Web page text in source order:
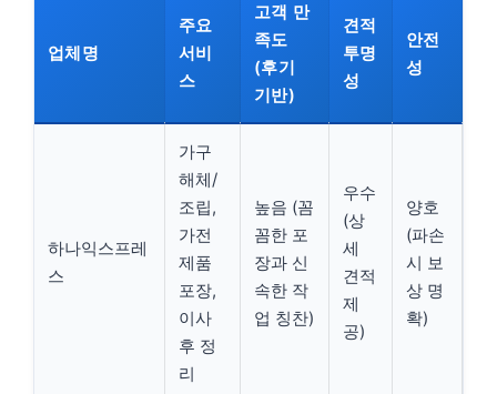
업체명
주요
서비
스
고객 만
족도
(후기
기반)
견적
투명
성
안전
성
하나익스프레
스
가구
해체/
조립,
가전
제품
포장,
이사
후 정
리
높음 (꼼
꼼한 포
장과 신
속한 작
업 칭찬)
우수
(상
세
견적
제
공)
양호
(파손
시 보
상 명
확)